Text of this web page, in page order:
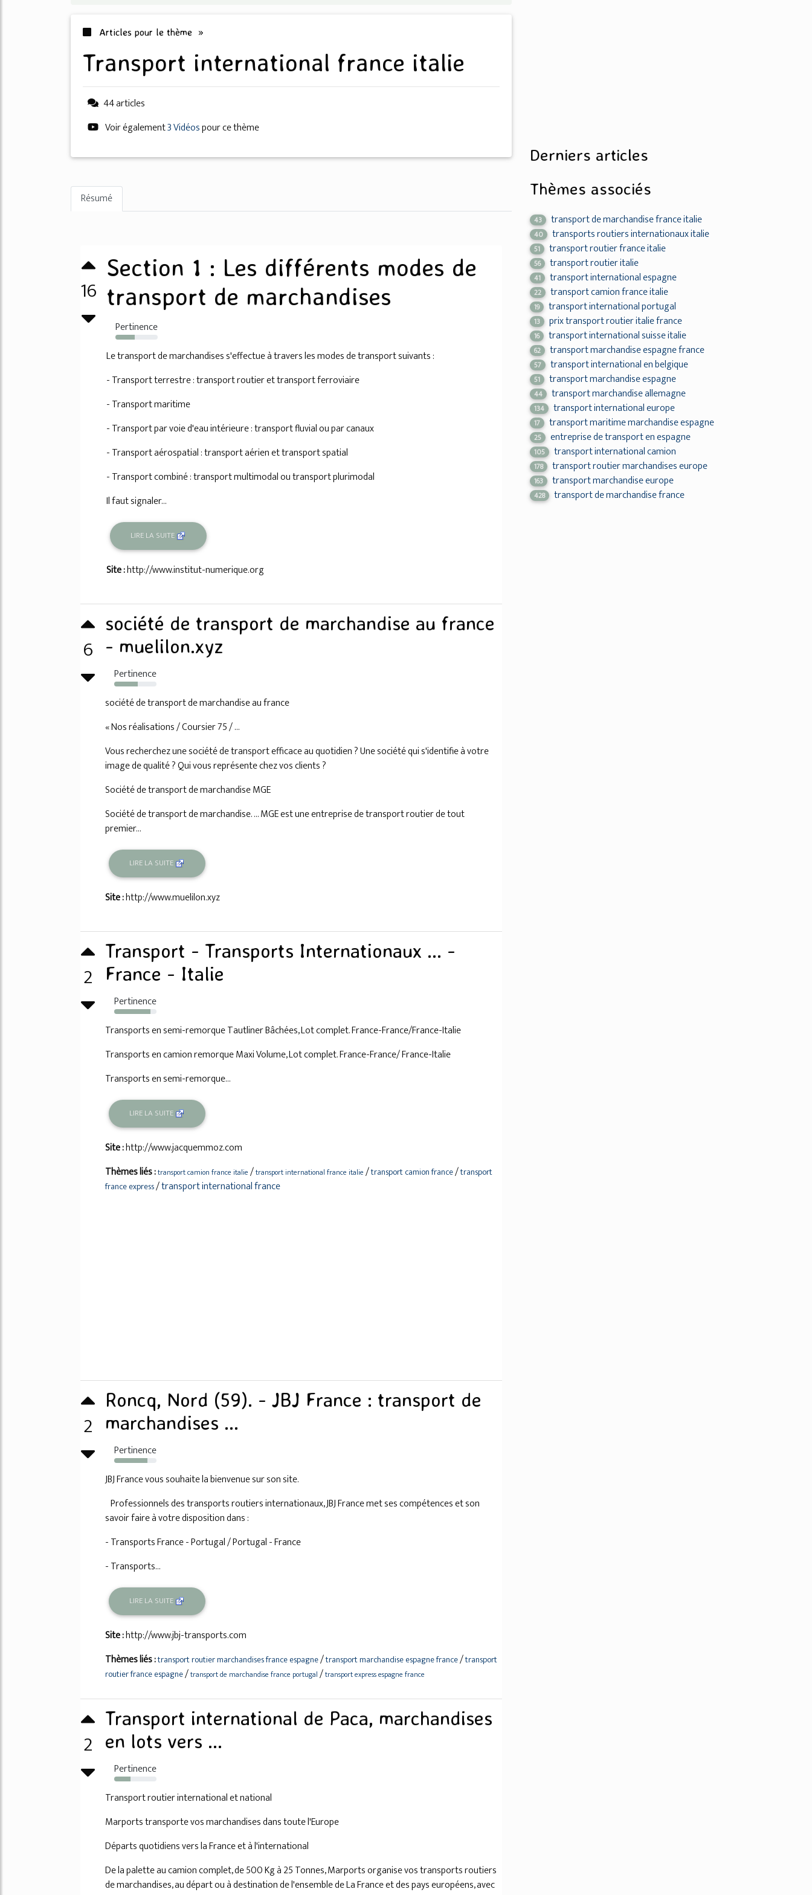
Articles pour le thème »
transport international france italie
44 articles
Voir également3 Vidéospour ce thème
Résumé
16
Section 1 : Les différents modes de
transport de marchandises
Pertinence
45%
Le transport de marchandises s'effectue à travers les modes de transport suivants :
- Transport terrestre : transport routier et transport ferroviaire
- Transport maritime
- Transport par voie d'eau intérieure : transport fluvial ou par canaux
- Transport aérospatial : transport aérien et transport spatial
- Transport combiné : transport multimodal ou transport plurimodal
Il faut signaler...
LIRE LA SUITE
Site :http://www.institut-numerique.org
6
société de transport de marchandise au france
- muelilon.xyz
Pertinence
56%
société de transport de marchandise au france
« Nos réalisations / Coursier 75 / ...
Vous recherchez une société de transport efficace au quotidien ? Une société qui s'identifie à votre
image de qualité ? Qui vous représente chez vos clients ?
Société de transport de marchandise MGE
Société de transport de marchandise. ... MGE est une entreprise de transport routier de tout
premier...
LIRE LA SUITE
Site :http://www.muelilon.xyz
2
Transport - Transports Internationaux ... -
France - Italie
Pertinence
86%
Transports en semi-remorque Tautliner Bâchées, Lot complet. France-France/France-Italie
Transports en camion remorque Maxi Volume, Lot complet. France-France/ France-Italie
Transports en semi-remorque...
LIRE LA SUITE
Site :http://www.jacquemmoz.com
Thèmes liés :transport camion france italie /transport international france italie /transport camion france/transport
france express/transport international france
2
Roncq, Nord (59). - JBJ France : transport de
marchandises ...
Pertinence
78%
JBJ France vous souhaite la bienvenue sur son site.
Professionnels des transports routiers internationaux, JBJ France met ses compétences et son
savoir faire à votre disposition dans :
- Transports France - Portugal / Portugal - France
- Transports...
LIRE LA SUITE
Site :http://www.jbj-transports.com
Thèmes liés :transport routier marchandises france espagne/transport marchandise espagne france/transport
routier france espagne/transport de marchandise france portugal /transport express espagne france
2
Transport international de Paca, marchandises
en lots vers ...
Pertinence
38%
Transport routier international et national
Marports transporte vos marchandises dans toute l'Europe
Départs quotidiens vers la France et à l'international
De la palette au camion complet, de 500 Kg à 25 Tonnes, Marports organise vos transports routiers
de marchandises, au départ ou à destination de l'ensemble de La France et des pays européens, avec
Derniers articles
Thèmes associés
43 transport de marchandise france italie
40 transports routiers internationaux italie
51 transport routier france italie
56 transport routier italie
41 transport international espagne
22 transport camion france italie
19 transport international portugal
13 prix transport routier italie france
16 transport international suisse italie
62 transport marchandise espagne france
57 transport international en belgique
51 transport marchandise espagne
44 transport marchandise allemagne
134 transport international europe
17 transport maritime marchandise espagne
25 entreprise de transport en espagne
105 transport international camion
178 transport routier marchandises europe
163 transport marchandise europe
428 transport de marchandise france